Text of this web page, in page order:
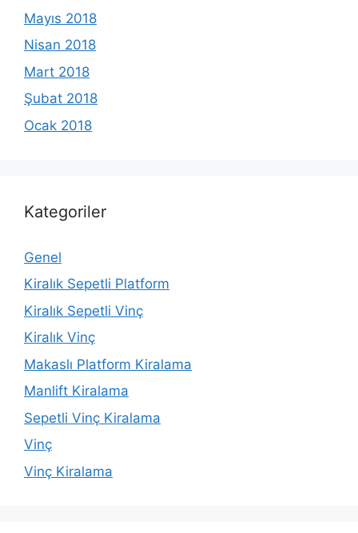
Mayıs 2018
Nisan 2018
Mart 2018
Şubat 2018
Ocak 2018
Kategoriler
Genel
Kiralık Sepetli Platform
Kiralık Sepetli Vinç
Kiralık Vinç
Makaslı Platform Kiralama
Manlift Kiralama
Sepetli Vinç Kiralama
Vinç
Vinç Kiralama